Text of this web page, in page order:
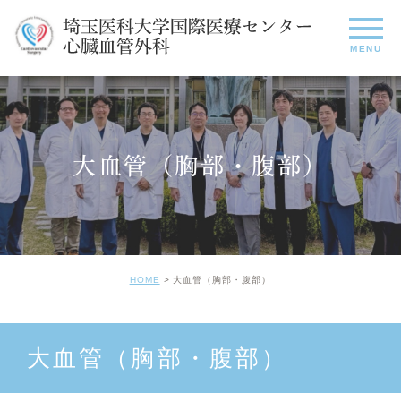
大血管（胸部・腹部）
HOME 大血管（胸部・腹部）
大血管（胸部・腹部）